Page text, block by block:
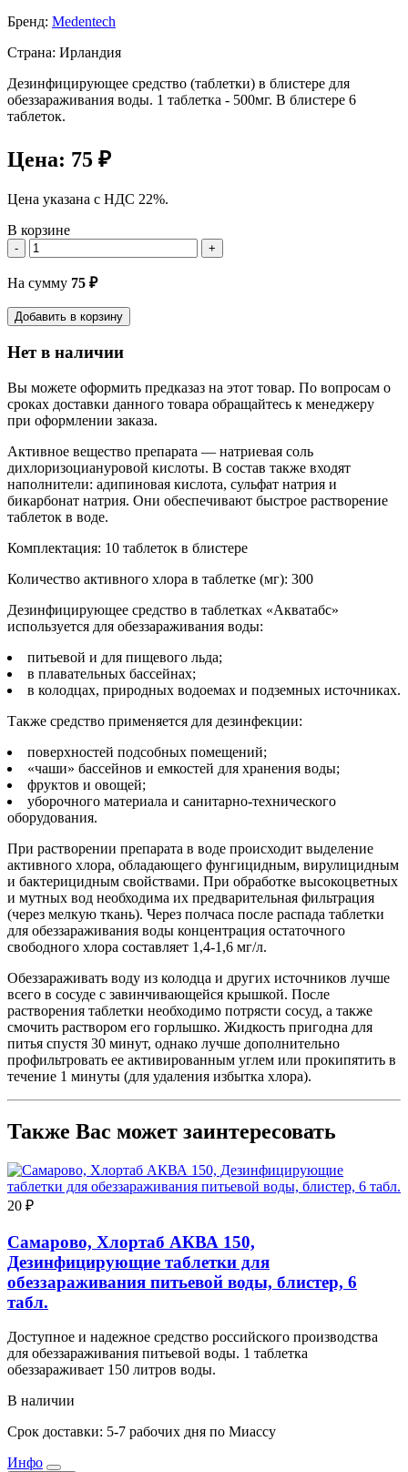
Бренд: Medentech
Страна: Ирландия
Дезинфицирующее средство (таблетки) в блистере для
обеззараживания воды. 1 таблетка - 500мг. В блистере 6
таблеток.
Цена: 75 ₽
Цена указана с НДС 22%.
В корзине
- +
На сумму 75 ₽
Добавить в корзину
Нет в наличии
Вы можете оформить предказаз на этот товар. По вопросам о
сроках доставки данного товара обращайтесь к менеджеру
при оформлении заказа.
Активное вещество препарата — натриевая соль
дихлоризоциануровой кислоты. В состав также входят
наполнители: адипиновая кислота, сульфат натрия и
бикарбонат натрия. Они обеспечивают быстрое растворение
таблеток в воде.
Комплектация: 10 таблеток в блистере
Количество активного хлора в таблетке (мг): 300
Дезинфицирующее средство в таблетках «Акватабс»
используется для обеззараживания воды:
питьевой и для пищевого льда;
в плавательных бассейнах;
в колодцах, природных водоемах и подземных источниках.
Также средство применяется для дезинфекции:
поверхностей подсобных помещений;
«чаши» бассейнов и емкостей для хранения воды;
фруктов и овощей;
уборочного материала и санитарно-технического
оборудования.
При растворении препарата в воде происходит выделение
активного хлора, обладающего фунгицидным, вирулицидным
и бактерицидным свойствами. При обработке высокоцветных
и мутных вод необходима их предварительная фильтрация
(через мелкую ткань). Через полчаса после распада таблетки
для обеззараживания воды концентрация остаточного
свободного хлора составляет 1,4-1,6 мг/л.
Обеззараживать воду из колодца и других источников лучше
всего в сосуде с завинчивающейся крышкой. После
растворения таблетки необходимо потрясти сосуд, а также
смочить раствором его горлышко. Жидкость пригодна для
питья спустя 30 минут, однако лучше дополнительно
профильтровать ее активированным углем или прокипятить в
течение 1 минуты (для удаления избытка хлора).
Также Вас может заинтересовать
20 ₽
Самарово, Хлортаб АКВА 150,
Дезинфицирующие таблетки для
обеззараживания питьевой воды, блистер, 6
табл.
Доступное и надежное средство российского производства
для обеззараживания питьевой воды. 1 таблетка
обеззараживает 150 литров воды.
В наличии
Срок доставки: 5-7 рабочих дня по Миассу
Инфо